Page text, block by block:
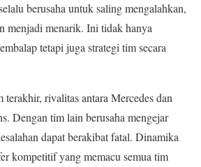
berusaha untuk saling mengalahkan,
menjadi menarik. Ini tidak hanya
tetapi juga strategi tim secara
terakhir, rivalitas antara Mercedes dan
Dengan tim lain berusaha mengejar
dapat berakibat fatal. Dinamika
kompetitif yang memacu semua tim